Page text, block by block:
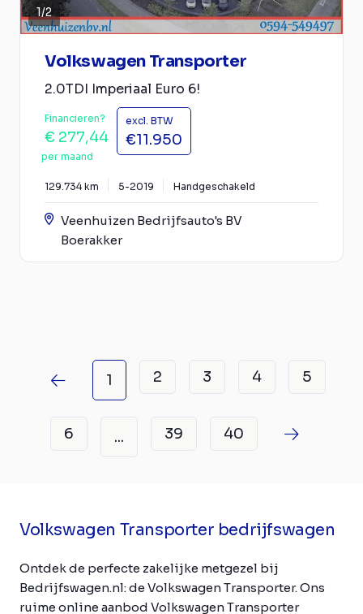
1/2
Volkswagen Transporter
2.0TDI Imperiaal Euro 6!
Financieren?
€ 277,44
per maand
excl. BTW
€11.950
129.734 km 5-2019 Handgeschakeld
Veenhuizen Bedrijfsauto's BV
Boerakker
1 2 3 4 5
6 ... 39 40
Volkswagen Transporter bedrijfswagen
Ontdek de perfecte zakelijke metgezel bij
Bedrijfswagen.nl: de Volkswagen Transporter. Ons
ruime online aanbod Volkswagen Transporter